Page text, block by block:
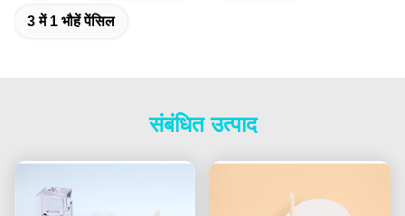
3 में 1 भौहें पेंसिल
संबंधित उत्पाद